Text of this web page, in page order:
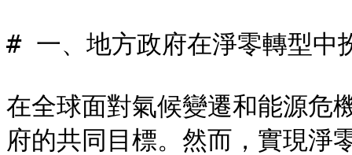
# 一、地方政府在淨零轉型中
在全球面對氣候變遷和能源危
府的共同目標。然而，實現淨